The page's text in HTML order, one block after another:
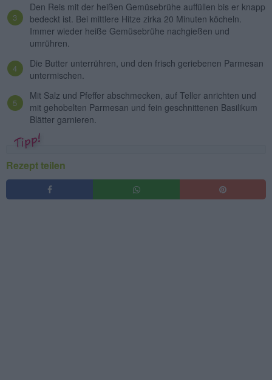
Den Reis mit der heißen Gemüsebrühe auffüllen bis er knapp
bedeckt ist. Bei mittlere Hitze zirka 20 Minuten köcheln.
Immer wieder heiße Gemüsebrühe nachgießen und
umrühren.
Die Butter unterrühren, und den frisch geriebenen Parmesan
untermischen.
Mit Salz und Pfeffer abschmecken, auf Teller anrichten und
mit gehobelten Parmesan und fein geschnittenen Basilikum
Blätter garnieren.
Rezept teilen